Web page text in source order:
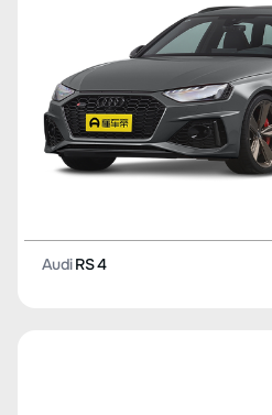
AudiRS 4